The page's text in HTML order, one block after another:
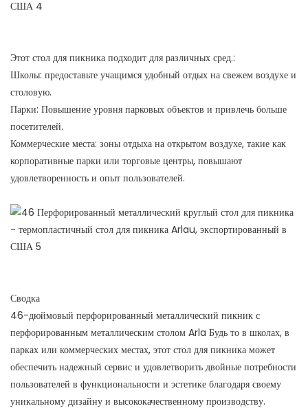
Этот стол для пикника подходит для различных сред.:
Школы: предоставьте учащимся удобный отдых на свежем воздухе и
столовую.
Парки: Повышение уровня парковых объектов и привлечь больше
посетителей.
Коммерческие места: зоны отдыха на открытом воздухе, такие как
корпоративные парки или торговые центры, повышают
удовлетворенность и опыт пользователей.
Сводка
46-дюймовый перфорированный металлический пикник с
перфорированным металлическим столом Arla Будь то в школах, в
парках или коммерческих местах, этот стол для пикника может
обеспечить надежный сервис и удовлетворить двойные потребности
пользователей в функциональности и эстетике благодаря своему
уникальному дизайну и высококачественному производству.